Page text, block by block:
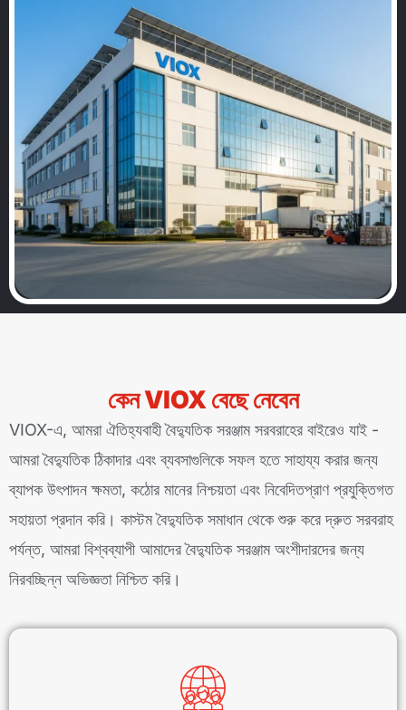
কেন VIOX বেছে নেবেন
VIOX-এ, আমরা ঐতিহ্যবাহী বৈদ্যুতিক সরঞ্জাম সরবরাহের বাইরেও যাই -
আমরা বৈদ্যুতিক ঠিকাদার এবং ব্যবসাগুলিকে সফল হতে সাহায্য করার জন্য
ব্যাপক উৎপাদন ক্ষমতা, কঠোর মানের নিশ্চয়তা এবং নিবেদিতপ্রাণ প্রযুক্তিগত
সহায়তা প্রদান করি। কাস্টম বৈদ্যুতিক সমাধান থেকে শুরু করে দ্রুত সরবরাহ
পর্যন্ত, আমরা বিশ্বব্যাপী আমাদের বৈদ্যুতিক সরঞ্জাম অংশীদারদের জন্য
নিরবচ্ছিন্ন অভিজ্ঞতা নিশ্চিত করি।